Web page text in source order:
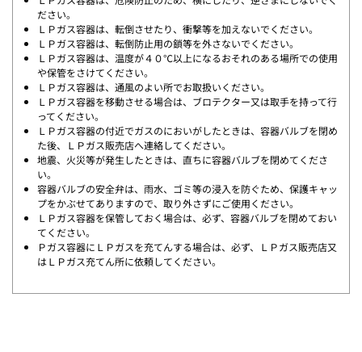
ださい。
ＬＰガス容器は、転倒させたり、衝撃等を加えないでください。
ＬＰガス容器は、転倒防止用の鎖等を外さないでください。
ＬＰガス容器は、温度が４０℃以上になるおそれのある場所での使用
や保管をさけてください。
ＬＰガス容器は、通風のよい所でお取扱いください。
ＬＰガス容器を移動させる場合は、ブロテクター又は取手を持って行
ってください。
ＬＰガス容器の付近でガスのにおいがしたときは、容器バルブを閉め
た後、ＬＰガス販売店へ連絡してください。
地震、火災等が発生したときは、直ちに容器バルブを閉めてくださ
い。
容器バルブの安全弁は、雨水、ゴミ等の浸入を防ぐため、保護キャッ
プをかぶせてありますので、取り外さずにご使用ください。
ＬＰガス容器を保管しておく場合は、必ず、容器バルブを閉めておい
てください。
Ｐガス容器にＬＰガスを充てんする場合は、必ず、ＬＰガス販売店又
はＬＰガス充てん所に依頼してください。